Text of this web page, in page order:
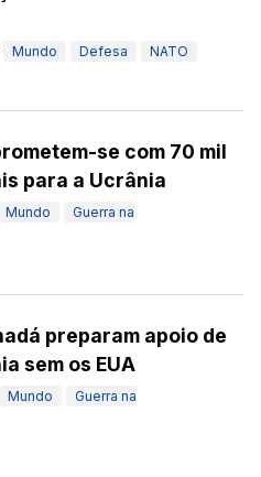
Mundo Defesa NATO
se com 70 mil
para a Ucrânia
Mundo
Guerra na
preparam apoio de
sem os EUA
Mundo
Guerra na